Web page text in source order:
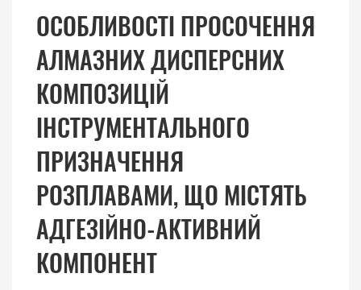
ОСОБЛИВОСТІ ПРОСОЧЕННЯ
АЛМАЗНИХ ДИСПЕРСНИХ
КОМПОЗИЦІЙ
ІНСТРУМЕНТАЛЬНОГО
ПРИЗНАЧЕННЯ
РОЗПЛАВАМИ, ЩО МІСТЯТЬ
АДГЕЗІЙНО-АКТИВНИЙ
КОМПОНЕНТ